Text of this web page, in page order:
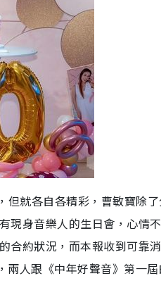
就各自各精彩，曹敏寶除了
現身音樂人的生日會，心情
合約狀況，而本報收到可靠
人跟《中年好聲音》第一